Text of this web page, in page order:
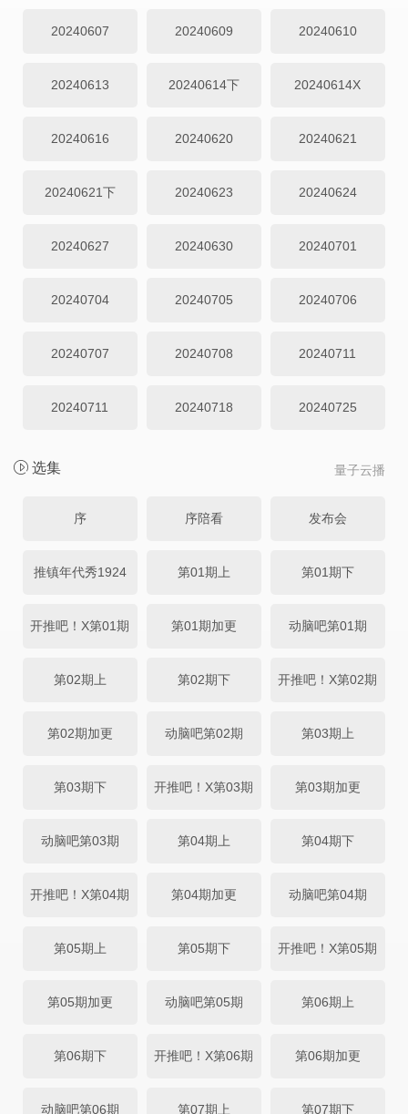
20240607 20240609 20240610
20240613 20240614下 20240614X
20240616 20240620 20240621
20240621下 20240623 20240624
20240627 20240630 20240701
20240704 20240705 20240706
20240707 20240708 20240711
20240711 20240718 20240725
量子云播
选集
序 序陪看 发布会
推镇年代秀1924 第01期上 第01期下
开推吧！X第01期 第01期加更 动脑吧第01期
第02期上 第02期下 开推吧！X第02期
第02期加更 动脑吧第02期 第03期上
第03期下 开推吧！X第03期 第03期加更
动脑吧第03期 第04期上 第04期下
开推吧！X第04期 第04期加更 动脑吧第04期
第05期上 第05期下 开推吧！X第05期
第05期加更 动脑吧第05期 第06期上
第06期下 开推吧！X第06期 第06期加更
动脑吧第06期 第07期上 第07期下